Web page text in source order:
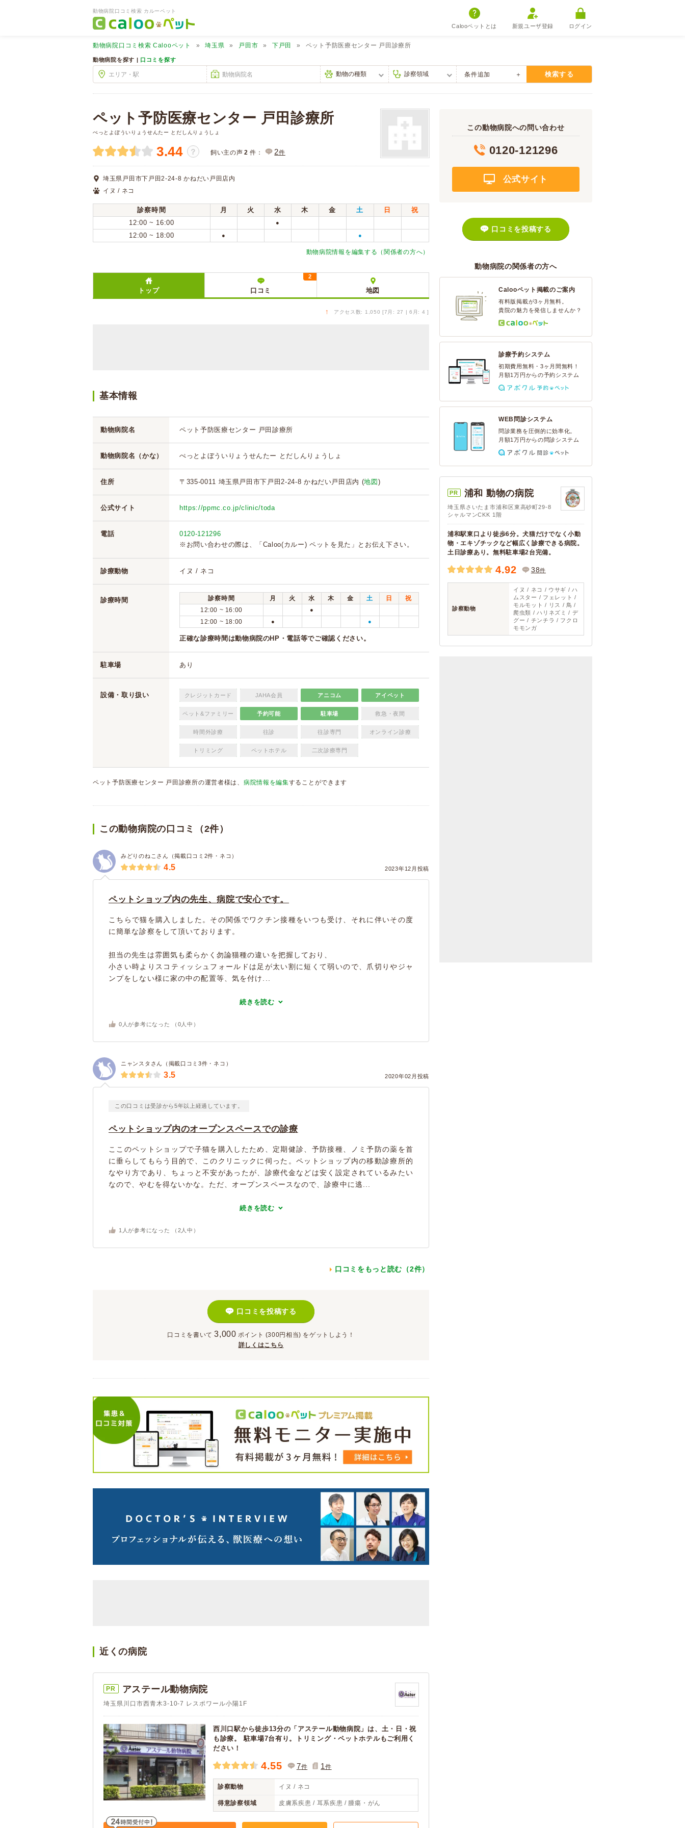
動物病院口コミ検索 カルーペット
Calooペットとは 新規ユーザ登録 ログイン
動物病院口コミ検索 Calooペット 埼玉県 戸田市 下戸田 ペット予防医療センター 戸田診療所
動物病院を探す | 口コミを探す
条件追加 検索する
ペット予防医療センター 戸田診療所
ぺっとよぼういりょうせんたー とだしんりょうしょ
3.44 ？ 飼い主の声 2 件： 2件
埼玉県戸田市下戸田2-24-8 かねだい戸田店内
イヌ / ネコ
診察時間 月 火 水 木 金 土 日
祝
12:00 ~ 16:00
●
12:00 ~ 18:00 ● ●
動物病院情報を編集する（関係者の方へ）
トップ 口コミ
2
地図
↑ アクセス数: 1,050 [7月: 27 | 6月: 4 ]
基本情報
動物病院名 ペット予防医療センター 戸田診療所
動物病院名（かな） ぺっとよぼういりょうせんたー とだしんりょうしょ
住所 〒335-0011 埼玉県戸田市下戸田2-24-8 かねだい戸田店内 (地図 )
公式サイト https://ppmc.co.jp/clinic/toda
電話
0120-121296
※お問い合わせの際は、「Caloo(カルー) ペットを見た」とお伝え下さい。
診療動物 イヌ / ネコ
診療時間 診察時間 月 火 水 木 金 土 日
祝
12:00 ~ 16:00
●
12:00 ~ 18:00 ● ●
正確な診療時間は動物病院のHP・電話等でご確認ください。
駐車場 あり
設備・取り扱い クレジットカード JAHA会員 アニコム アイペット
ペット&ファミリー 予約可能 駐車場 救急・夜間
時間外診療 往診 往診専門 オンライン診療
トリミング ペットホテル 二次診療専門
ペット予防医療センター 戸田診療所の運営者様は、 病院情報を編集することができます
この動物病院の口コミ（2件）
みどりのねこさん（掲載口コミ2件・ネコ）
2023年12月投稿
4.5
ペットショップ内の先生、病院で安心です。
こちらで猫を購入しました。その関係でワクチン接種をいつも受け、それに伴いその度
に簡単な診察をして頂いております。
担当の先生は雰囲気も柔らかく勿論猫種の違いを把握しており、
小さい時よりスコティッシュフォールドは足が太い割に短くて弱いので、爪切りやジャ
ンプをしない様に家の中の配置等、気を付け...
続きを読む
0 人が参考になった （ 0 人中）
ニャンスタさん（掲載口コミ3件・ネコ）
2020年02月投稿
3.5
この口コミは受診から5年以上経過しています。
ペットショップ内のオープンスペースでの診療
ここのペットショップで子猫を購入したため、定期健診、予防接種、ノミ予防の薬を首
に垂らしてもらう目的で、このクリニックに伺った。ペットショップ内の移動診療所的
なやり方であり、ちょっと不安があったが、診療代金などは安く設定されているみたい
なので、やむを得ないかな。ただ、オープンスペースなので、診療中に逃...
続きを読む
1 人が参考になった （ 2 人中）
口コミをもっと読む（2件）
口コミを投稿する
口コミを書いて 3,000 ポイント (300円相当) をゲットしよう！
詳しくはこちら
近くの病院
PR アステール動物病院
埼玉県川口市西青木3-10-7 レスポワール小陽1F
西川口駅から徒歩13分の「アステール動物病院」は、土・日・祝
も診療。 駐車場7台有り。トリミング・ペットホテルもご利用く
ださい！
4.55 7件 1件
診察動物 イヌ / ネコ
得意診察領域 皮膚系疾患 / 耳系疾患 / 腫瘍・がん
この動物病院への問い合わせ
0120-121296
公式サイト
口コミを投稿する
動物病院の関係者の方へ
Calooペット掲載のご案内
有料版掲載が3ヶ月無料。
貴院の魅力を発信しませんか？
診療予約システム
初期費用無料・3ヶ月間無料！
月額1万円からの予約システム
WEB問診システム
問診業務を圧倒的に効率化。
月額1万円からの問診システム
PR 浦和 動物の病院
埼玉県さいたま市浦和区東高砂町29-8
シャルマンCKK 1階
浦和駅東口より徒歩6分。犬猫だけでなく小動
物・エキゾチックなど幅広く診療できる病院。
土日診療あり。無料駐車場2台完備。
4.92 38件
診察動物
イヌ / ネコ / ウサギ / ハ
ムスター / フェレット /
モルモット / リス / 鳥 /
爬虫類 / ハリネズミ / デ
グー / チンチラ / フクロ
モモンガ